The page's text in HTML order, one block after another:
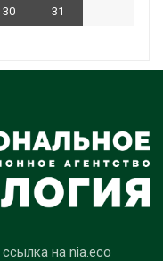
30
31
на nia.eco